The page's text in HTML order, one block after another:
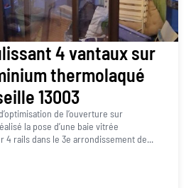
4 vantaux sur
thermolaqué
13003
de l’ouverture sur
la pose d’une baie vitrée
4 rails dans le 3e arrondissement de...